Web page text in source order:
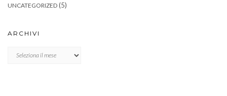
UNCATEGORIZED (5)
ARCHIVI